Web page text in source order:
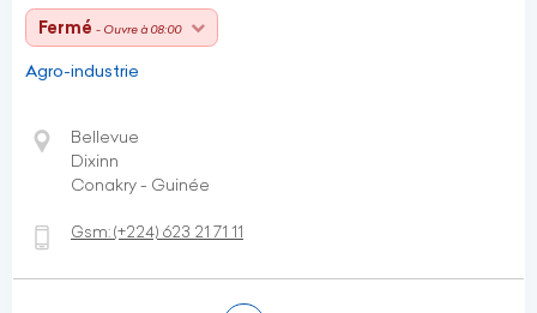
Fermé - Ouvre à 08:00
Agro-industrie
Bellevue
Dixinn
Conakry - Guinée
Gsm:(+224) 623 21 71 11